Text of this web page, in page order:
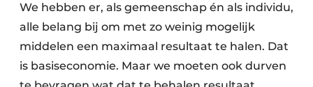
We hebben er, als gemeenschap én als individu,
alle belang bij om met zo weinig mogelijk
middelen een maximaal resultaat te halen. Dat
is basiseconomie. Maar we moeten ook durven